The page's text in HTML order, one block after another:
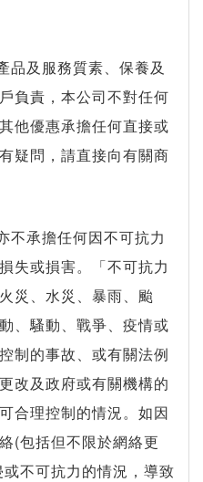
品及服務質素、保養及
負責，本公司不對任何
他優惠承擔任何直接或
疑問，請直接向有關商
不承擔任何因不可抗力
失或損害。「不可抗力
災、水災、暴雨、颱
、騷動、戰爭、疫情或
制的事故、或有關法例
改及政府或有關機構的
合理控制的情況。如因
(包括但不限於網絡更
不可抗力的情況，導致